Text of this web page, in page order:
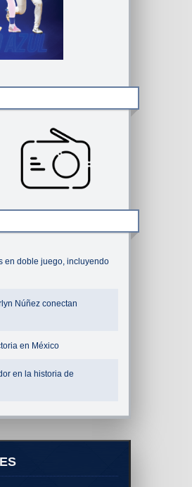
en doble juego, incluyendo
Núñez conectan
en México
en la historia de